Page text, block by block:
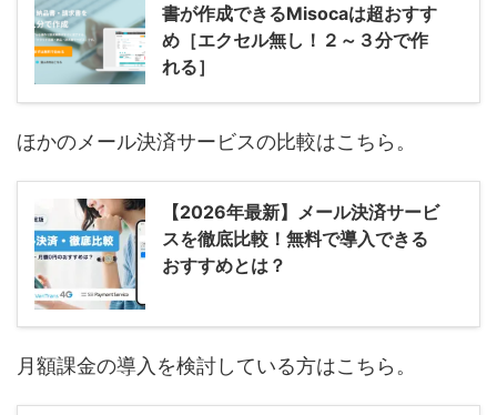
書が作成できるMisocaは超おすす
め［エクセル無し！２～３分で作
れる］
ほかのメール決済サービスの比較はこちら。
【2026年最新】メール決済サービ
スを徹底比較！無料で導入できる
おすすめとは？
月額課金の導入を検討している方はこちら。